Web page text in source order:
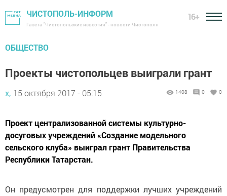
ЧИСТОПОЛЬ-ИНФОРМ
Газета "Чистопольские известия" - новости Чистополя
16+
ОБЩЕСТВО
Проекты чистопольцев выиграли грант
х, 15 октября 2017 - 05:15 1408 0 0
Проект централизованной системы культурно-
досуговых учреждений «Создание модельного
сельского клуба» выиграл грант Правительства
Республики Татарстан.
Он предусмотрен для поддержки лучших учреждений